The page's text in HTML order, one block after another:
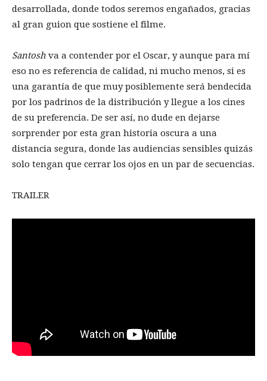
desarrollada, donde todos seremos engañados, gracias
al gran guion que sostiene el filme.
Santosh va a contender por el Oscar, y aunque para mí
eso no es referencia de calidad, ni mucho menos, si es
una garantía de que muy posiblemente será bendecida
por los padrinos de la distribución y llegue a los cines
de su preferencia. De ser así, no dude en dejarse
sorprender por esta gran historia oscura a una
distancia segura, donde las audiencias sensibles quizás
solo tengan que cerrar los ojos en un par de secuencias.
TRAILER